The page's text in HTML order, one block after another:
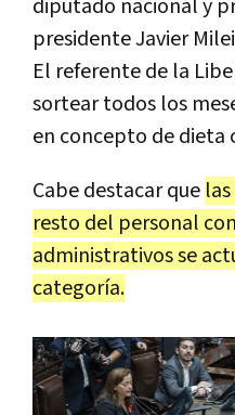
diputado nacional y
presidente Javier
El referente de la
sortear todos los
en concepto de dieta
Cabe destacar que
resto del personal
administrativos se
categoría.